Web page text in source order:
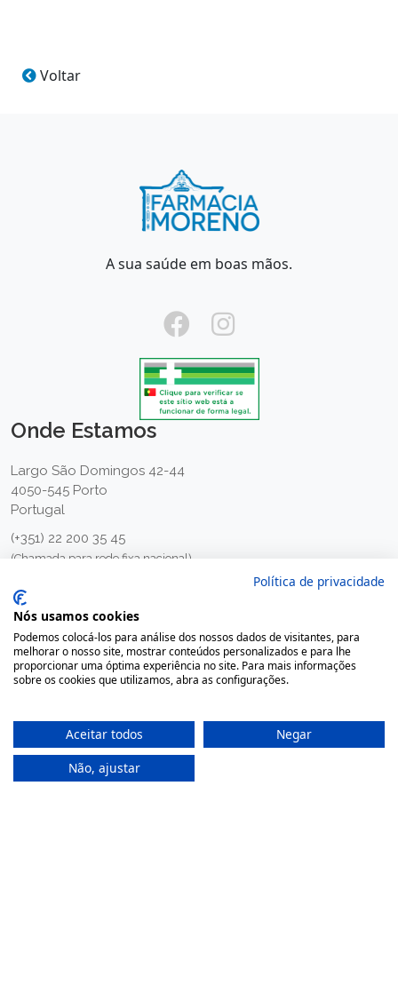
Voltar
A sua saúde em boas mãos.
Onde Estamos
Largo São Domingos 42-44
4050-545 Porto
Portugal
(+351) 22 200 35 45
(Chamada para rede fixa nacional)
(Chamada para rede móvel nacional)
geral@farmaciamoreno.pt
A Minha Conta
Recuperar a password
Política de privacidade
Nós usamos cookies
Podemos colocá-los para análise dos nossos dados de visitantes, para
melhorar o nosso site, mostrar conteúdos personalizados e para lhe
proporcionar uma óptima experiência no site. Para mais informações
sobre os cookies que utilizamos, abra as configurações.
Aceitar todos
Negar
Não, ajustar